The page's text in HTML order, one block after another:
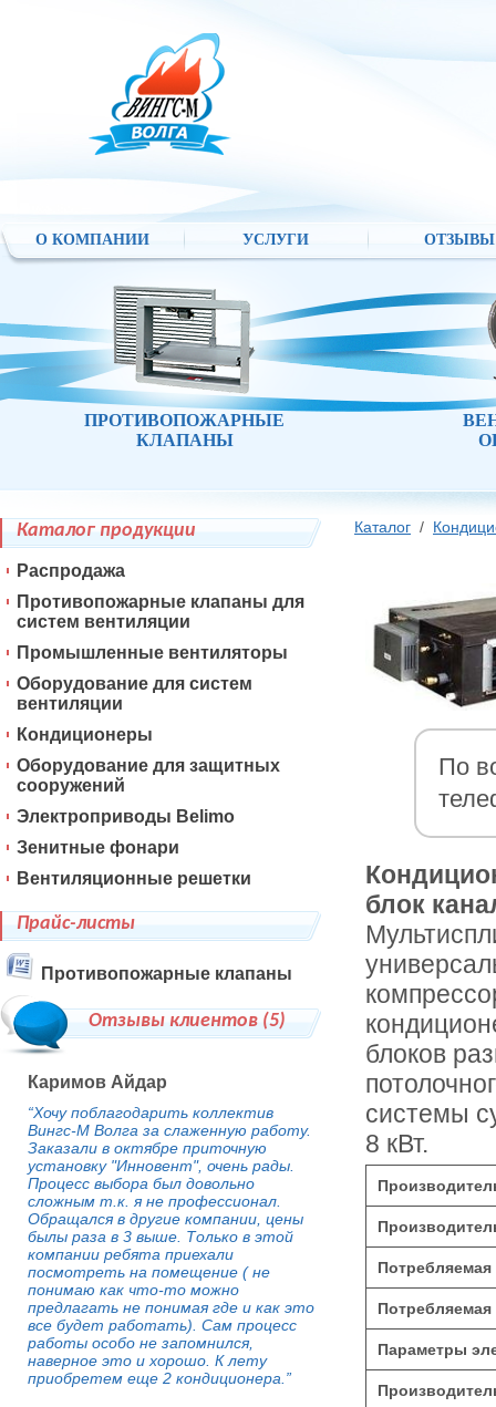
О КОМПАНИИ УСЛУГИ ОТЗЫВЫ
ПРОТИВОПОЖАРНЫЕ
КЛАПАНЫ
Каталог /
По
блок
блоков
системы
8 кВт.
Параметры
Каталог продукции
Распродажа
Противопожарные клапаны для
систем вентиляции
Промышленные вентиляторы
Оборудование для систем
вентиляции
Кондиционеры
Оборудование для защитных
сооружений
Электроприводы Belimo
Зенитные фонари
Вентиляционные решетки
Прайс-листы
Противопожарные клапаны
Отзывы клиентов (5)
Каримов Айдар
“Хочу поблагодарить коллектив
Вингс-М Волга за слаженную работу.
Заказали в октябре приточную
установку "Инновент", очень рады.
Процесс выбора был довольно
сложным т.к. я не профессионал.
Обращался в другие компании, цены
былы раза в 3 выше. Только в этой
компании ребята приехали
посмотреть на помещение ( не
понимаю как что-то можно
предлагать не понимая где и как это
все будет работать). Сам процесс
работы особо не запомнился,
наверное это и хорошо. К лету
приобретем еще 2 кондиционера.”